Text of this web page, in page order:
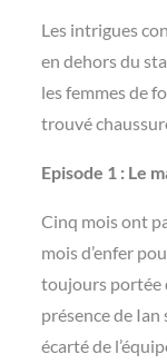
Les intrigues
en dehors du
les femmes de
trouvé
Episode 1 : Le
Cinq mois ont
mois d’enfer
toujours portée
présence de Ian
écarté de